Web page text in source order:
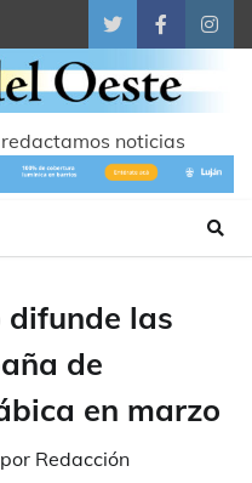
TwitterFacebook
noticias
difunde las
de
en marzo
por Redacción